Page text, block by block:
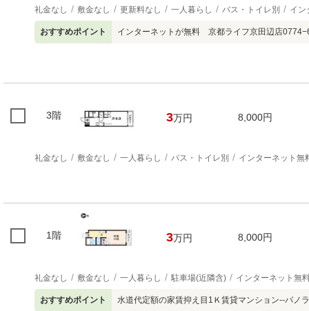
礼金なし 敷金なし 更新料なし 一人暮らし バス・トイレ別 イン
おすすめポイント インターネットが無料 京都ライフ京田辺店
3階 3万円 8,000円
礼金なし 敷金なし 一人暮らし バス・トイレ別 インターネット無
1階 3万円 8,000円
礼金なし 敷金なし 一人暮らし 駐車場(近隣含) インターネット無
おすすめポイント 水道代定額の家賃抑え目1Ｋ賃貸マンション--パノ